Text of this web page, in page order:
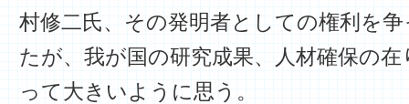
村修二氏、その発明者としての権利を
たが、我が国の研究成果、人材確保の
って大きいように